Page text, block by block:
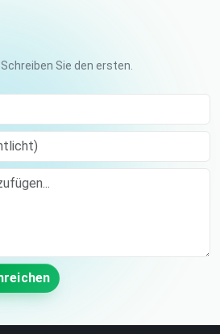
Sie den ersten.